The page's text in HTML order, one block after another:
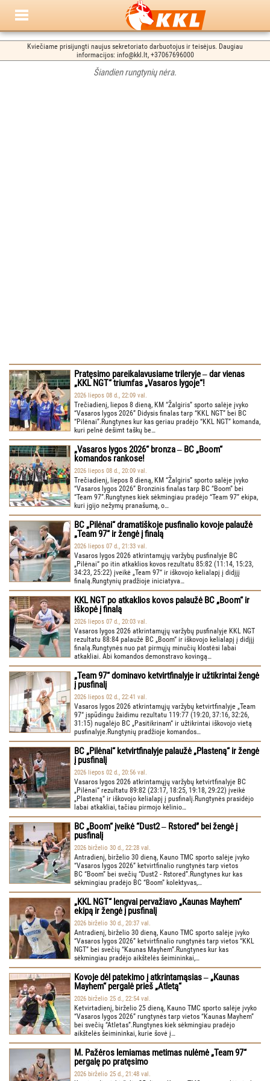
Kviečiame prisijungti naujus sekretoriato darbuotojus ir teisėjus. Daugiau
informacijos: info@kkl.lt, +37067696000
Šiandien rungtynių nėra.
Pratęsimo pareikalavusiame trileryje ‒ dar vienas
„KKL NGT“ triumfas „Vasaros lygoje“!
2026 liepos 08 d., 22:09 val.
Trečiadienį, liepos 8 dieną, KM “Žalgiris” sporto salėje įvyko
“Vasaros lygos 2026” Didysis finalas tarp “KKL NGT” bei BC
“Pilėnai”.Rungtynes kur kas geriau pradėjo “KKL NGT” komanda,
kuri pelnė dešimt taškų be…
„Vasaros lygos 2026“ bronza ‒ BC „Boom“
komandos rankose!
2026 liepos 08 d., 20:09 val.
Trečiadienį, liepos 8 dieną, KM “Žalgiris” sporto salėje įvyko
“Vasaros lygos 2026” Bronzinis finalas tarp BC “Boom” bei
“Team 97”.Rungtynes kiek sėkmingiau pradėjo “Team 97” ekipa,
kuri įgijo nežymų pranašumą, o…
BC „Pilėnai“ dramatiškoje pusfinalio kovoje palaužė
„Team 97“ ir žengė į finalą
2026 liepos 07 d., 21:33 val.
Vasaros lygos 2026 atkrintamųjų varžybų pusfinalyje BC
„Pilėnai“ po itin atkaklios kovos rezultatu 85:82 (11:14, 15:23,
34:23, 25:22) įveikė „Team 97“ ir iškovojo kelialapį į didįjį
finalą.Rungtynių pradžioje iniciatyva…
KKL NGT po atkaklios kovos palaužė BC „Boom“ ir
iškopė į finalą
2026 liepos 07 d., 20:03 val.
Vasaros lygos 2026 atkrintamųjų varžybų pusfinalyje KKL NGT
rezultatu 88:84 palaužė BC „Boom“ ir iškovojo kelialapį į didįjį
finalą.Rungtynės nuo pat pirmųjų minučių klostėsi labai
atkakliai. Abi komandos demonstravo kovingą…
„Team 97“ dominavo ketvirtfinalyje ir užtikrintai žengė
į pusfinalį
2026 liepos 02 d., 22:41 val.
Vasaros lygos 2026 atkrintamųjų varžybų ketvirtfinalyje „Team
97“ įspūdingu žaidimu rezultatu 119:77 (19:20, 37:16, 32:26,
31:15) nugalėjo BC „Pasitikrinam“ ir užtikrintai iškovojo vietą
pusfinalyje.Rungtynių pradžioje komandos…
BC „Pilėnai“ ketvirtfinalyje palaužė „Plasteną“ ir žengė
į pusfinalį
2026 liepos 02 d., 20:56 val.
Vasaros lygos 2026 atkrintamųjų varžybų ketvirtfinalyje BC
„Pilėnai“ rezultatu 89:82 (23:17, 18:25, 19:18, 29:22) įveikė
„Plasteną“ ir iškovojo kelialapį į pusfinalį.Rungtynės prasidėjo
labai atkakliai, tačiau pirmojo kėlinio…
BC „Boom“ įveikė “Dust2 ‒ Rstored” bei žengė į
pusfinalį
2026 birželio 30 d., 22:28 val.
Antradienį, birželio 30 dieną, Kauno TMC sporto salėje įvyko
“Vasaros lygos 2026” ketvirtfinalio rungtynės tarp vietos
BC “Boom” bei svečių “Dust2 - Rstored”.Rungtynes kur kas
sėkmingiau pradėjo BC “Boom” kolektyvas,…
„KKL NGT“ lengvai pervažiavo „Kaunas Mayhem“
ekipą ir žengė į pusfinalį
2026 birželio 30 d., 20:37 val.
Antradienį, birželio 30 dieną, Kauno TMC sporto salėje įvyko
“Vasaros lygos 2026” ketvirtfinalio rungtynės tarp vietos “KKL
NGT” bei svečių “Kaunas Mayhem”.Rungtynes kur kas
sėkmingiau pradėjo aikštelės šeimininkai,…
Kovoje dėl patekimo į atkrintamąsias ‒ „Kaunas
Mayhem“ pergalė prieš „Atletą“
2026 birželio 25 d., 22:54 val.
Ketvirtadienį, birželio 25 dieną, Kauno TMC sporto salėje įvyko
“Vasaros lygos 2026” rungtynės tarp vietos “Kaunas Mayhem”
bei svečių “Atletas”.Rungtynes kiek sėkmingiau pradėjo
aikštelės šeimininkai, kurie šovė į…
M. Pažėros lemiamas metimas nulėmė „Team 97“
pergalę po pratęsimo
2026 birželio 25 d., 21:48 val.